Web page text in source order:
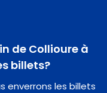
de Collioure à
billets?
enverrons les billets